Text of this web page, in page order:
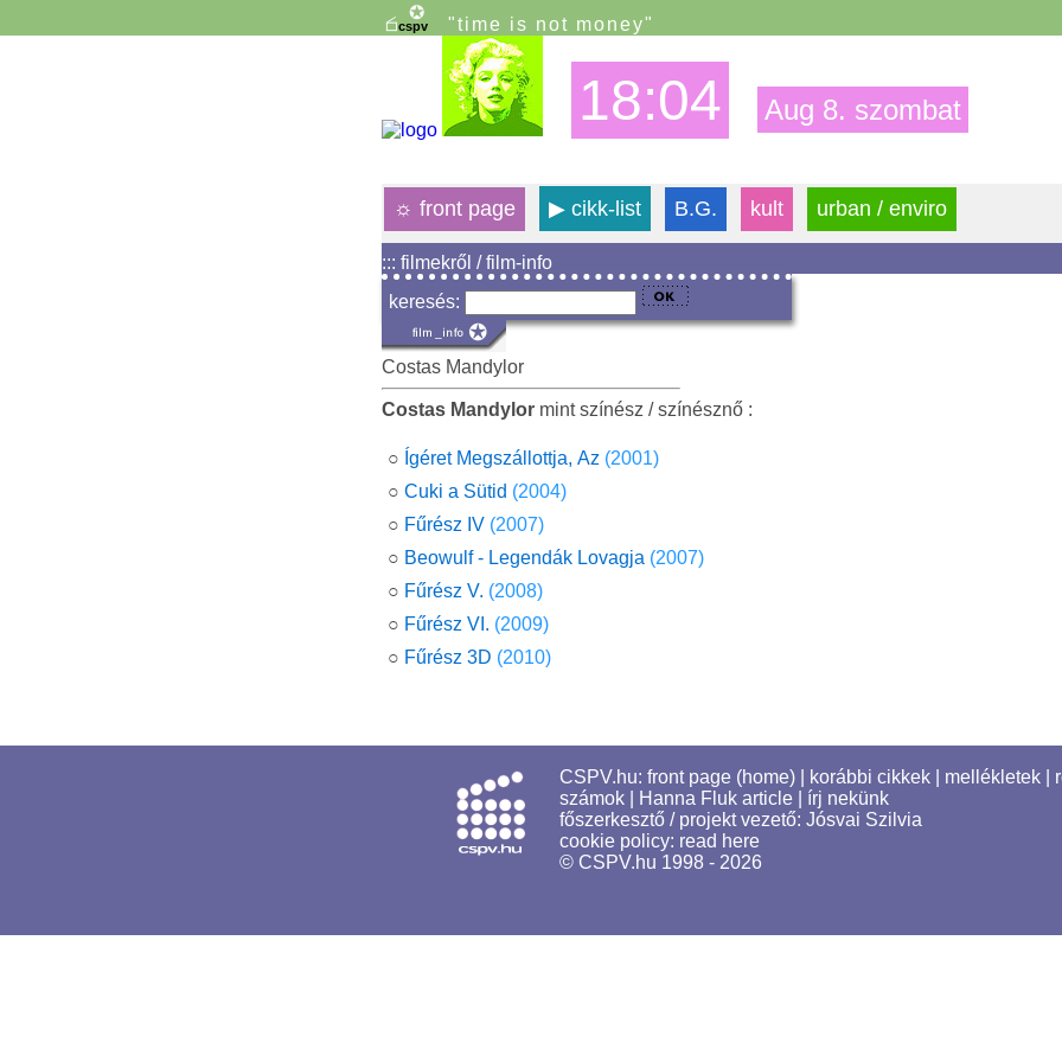
"time is not money"
18:04 Aug 8. szombat
☼ front page ▶ cikk-list B.G. kult urban / enviro
::: filmekről / film-info
keresés:
Costas Mandylor
Costas Mandylor mint színész / színésznő :
○ Ígéret Megszállottja, Az (2001)
○ Cuki a Sütid (2004)
○ Fűrész IV (2007)
○ Beowulf - Legendák Lovagja (2007)
○ Fűrész V. (2008)
○ Fűrész VI. (2009)
○ Fűrész 3D (2010)
CSPV.hu: front page (home) korábbi cikkek mellékletek
számok
Hanna Fluk article
írj nekünk
főszerkesztő / projekt vezető: Jósvai Szilvia
cookie policy: read here
© CSPV.hu 1998 - 2026